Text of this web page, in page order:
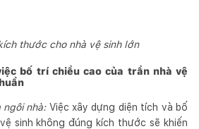
thước cho nhà vệ sinh lớn
bố trí chiều cao của trần nhà vệ
ngôi nhà: Việc xây dựng diện tích và bố
sinh không đúng kích thước sẽ khiến